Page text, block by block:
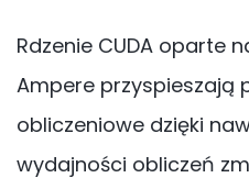
Rdzenie CUDA oparte
Ampere przyspieszają
obliczeniowe dzięki
wydajności obliczeń